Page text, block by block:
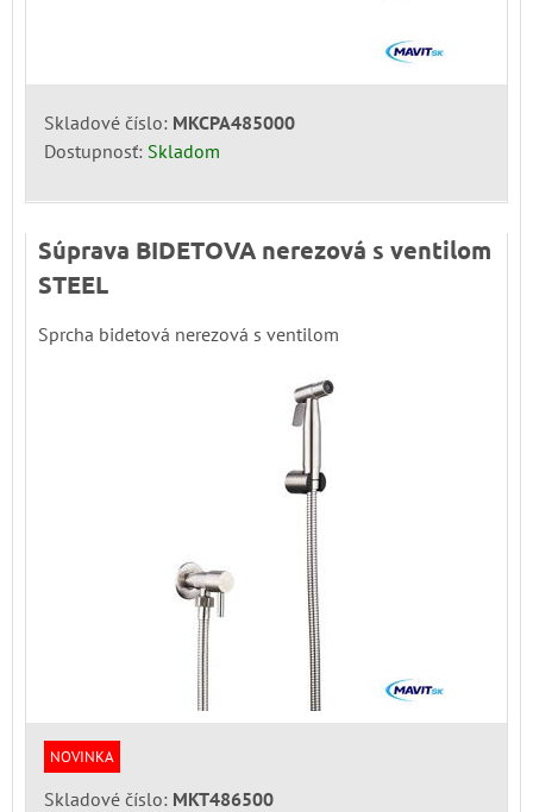
Skladové číslo: MKCPA485000
Dostupnosť: Skladom
Súprava BIDETOVA nerezová s ventilom
STEEL
Sprcha bidetová nerezová s ventilom
NOVINKA
Skladové číslo: MKT486500